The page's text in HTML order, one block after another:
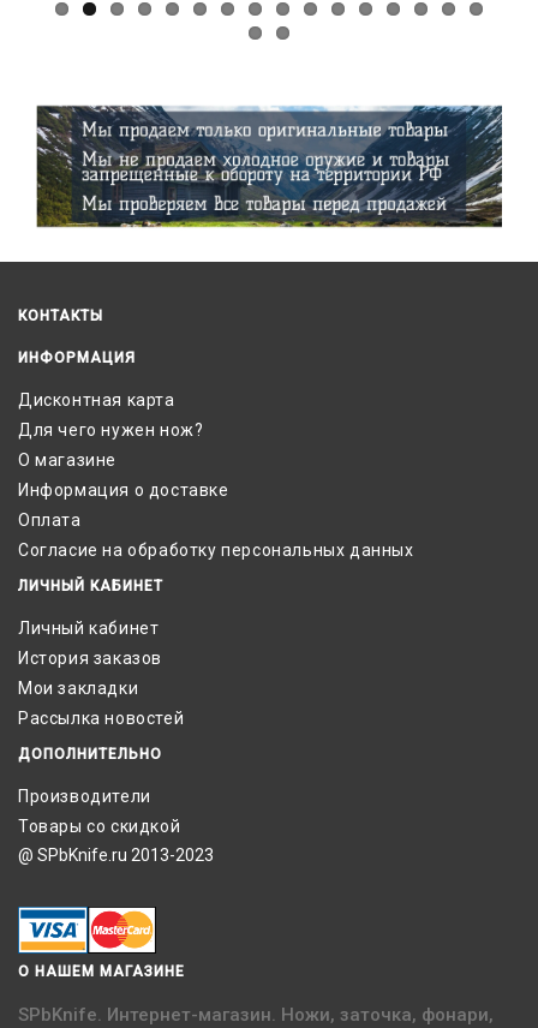
КОНТАКТЫ
ИНФОРМАЦИЯ
Дисконтная карта
Для чего нужен нож?
О магазине
Информация о доставке
Оплата
Согласие на обработку персональных данных
ЛИЧНЫЙ КАБИНЕТ
Личный кабинет
История заказов
Мои закладки
Рассылка новостей
ДОПОЛНИТЕЛЬНО
Производители
Товары со скидкой
@ SPbKnife.ru 2013-2023
О НАШЕМ МАГАЗИНЕ
SPbKnife. Интернет-магазин. Ножи, заточка, фонари,